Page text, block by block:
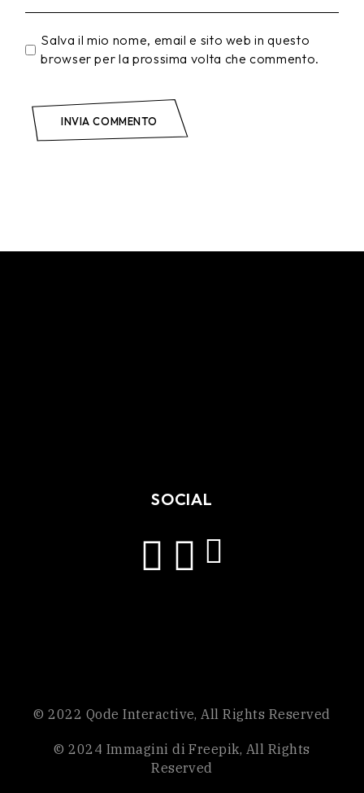
Salva il mio nome, email e sito web in questo
browser per la prossima volta che commento.
INVIA COMMENTO
SOCIAL
© 2022 Qode Interactive, All Rights Reserved
© 2024 Immagini di Freepik, All Rights
Reserved